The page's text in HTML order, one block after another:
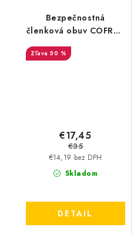
Bezpečnostná
členková obuv COFRA -
výpredaj
50 %
Skladom
€14,19 bez DPH
€17,45
€35
DETAIL